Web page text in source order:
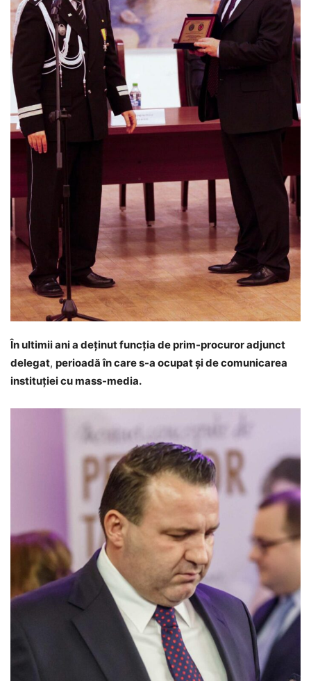
În ultimii ani a deținut funcția de prim-procuror adjunct
delegat, perioadă în care s-a ocupat și de comunicarea
instituției cu mass-media.